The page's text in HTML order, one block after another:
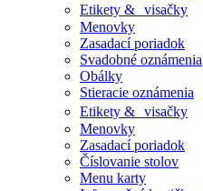
Etikety & visačky
Menovky
Zasadací poriadok
Svadobné oznámenia
Obálky
Stieracie oznámenia
Etikety & visačky
Menovky
Zasadací poriadok
Číslovanie stolov
Menu karty